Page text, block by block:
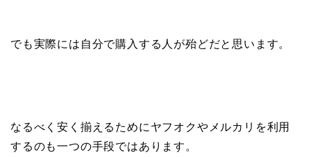
でも実際には自分で購入する人が殆どだと思います。
なるべく安く揃えるためにヤフオクやメルカリを利用
するのも一つの手段ではあります。